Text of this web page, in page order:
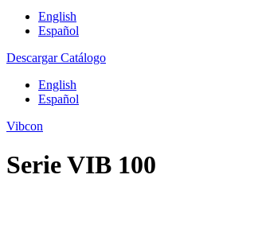
English
Español
Descargar Catálogo
English
Español
Vibcon
Serie VIB 100